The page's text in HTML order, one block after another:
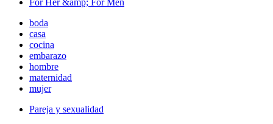
For Her &amp; For Men
boda
casa
cocina
embarazo
hombre
maternidad
mujer
Pareja y sexualidad